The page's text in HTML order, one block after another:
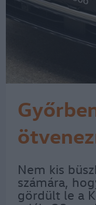
Nem kis
számára,
gördült le a